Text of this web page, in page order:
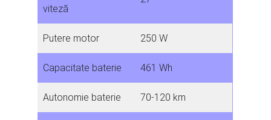
viteză
Putere motor 250 W
Capacitate baterie 461 Wh
Autonomie baterie 70-120 km